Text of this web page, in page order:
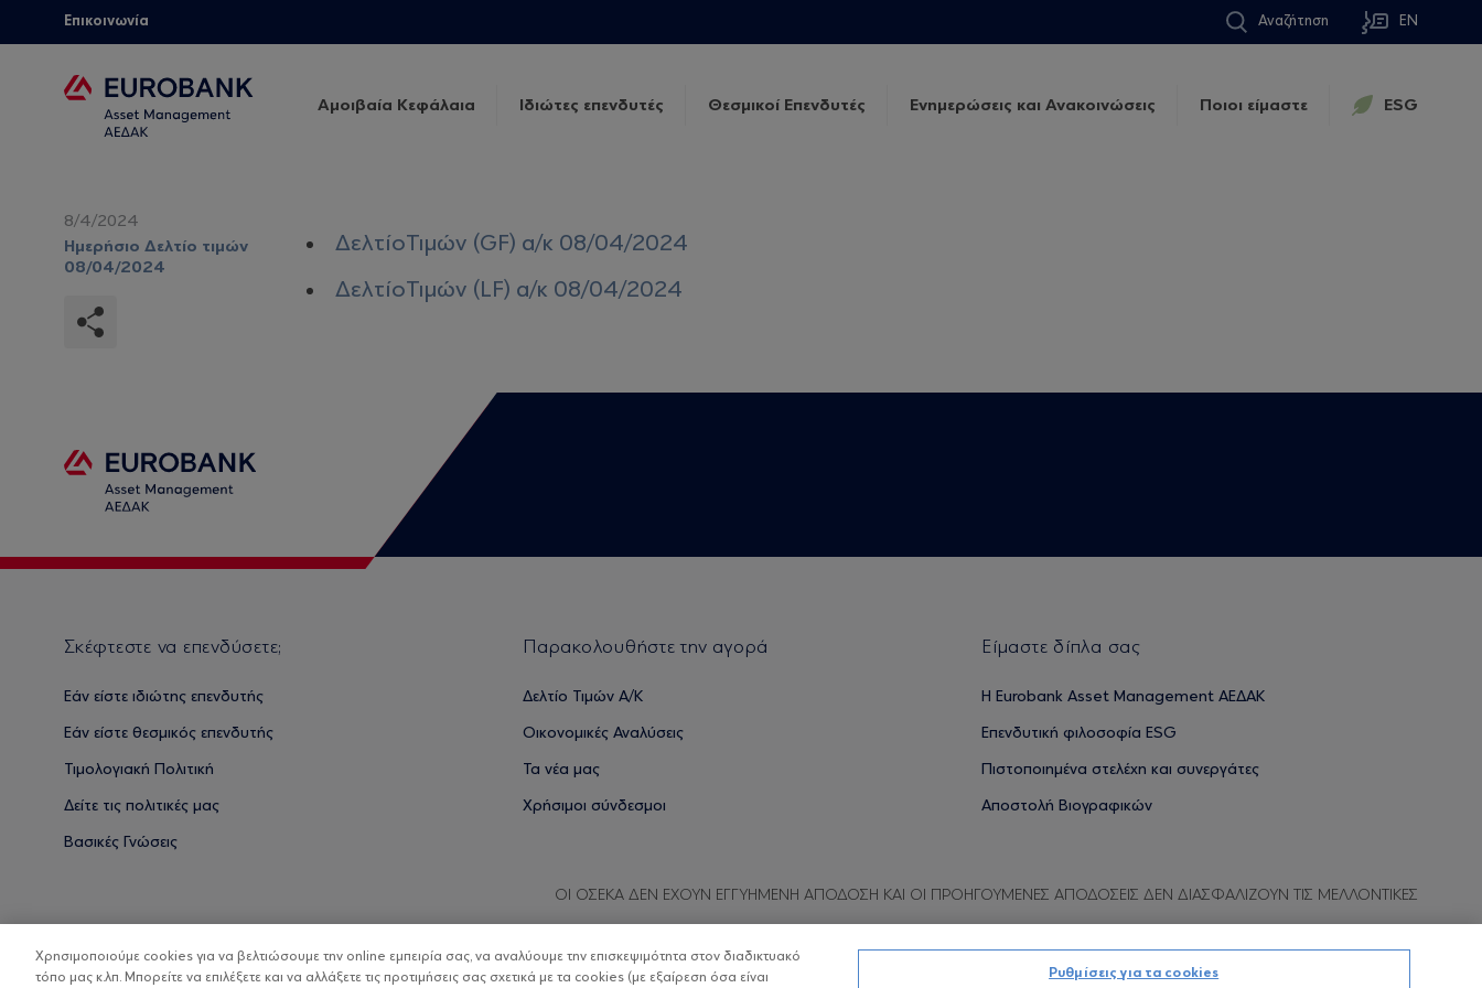
Επικοινωνία Αναζήτηση EN
Αμοιβαία Κεφάλαια Ιδιώτες επενδυτές Θεσμικοί Επενδυτές Ενημερώσεις και Ανακοινώσεις Ποιοι είμαστε ESG
8/4/2024
Ημερήσιο Δελτίο τιμών
08/04/2024
ΔελτίοΤιμών (GF) α/κ 08/04/2024
ΔελτίοΤιμών (LF) α/κ 08/04/2024
Σκέφτεστε να επενδύσετε;
Εάν είστε ιδιώτης επενδυτής
Εάν είστε θεσμικός επενδυτής
Τιμολογιακή Πολιτική
Δείτε τις πολιτικές μας
Βασικές Γνώσεις
Παρακολουθήστε την αγορά
Δελτίο Τιμών Α/Κ
Οικονομικές Αναλύσεις
Τα νέα μας
Χρήσιμοι σύνδεσμοι
Είμαστε δίπλα σας
H Eurobank Asset Management ΑΕΔΑΚ
Επενδυτική φιλοσοφία ESG
Πιστοποιημένα στελέχη και συνεργάτες
Αποστολή Βιογραφικών
ΟΙ ΟΣΕΚΑ ΔΕΝ ΕΧΟΥΝ ΕΓΓΥΗΜΕΝΗ ΑΠΟΔΟΣΗ ΚΑΙ ΟΙ ΠΡΟΗΓΟΥΜΕΝΕΣ ΑΠΟΔΟΣΕΙΣ ΔΕΝ ΔΙΑΣΦΑΛΙΖΟΥΝ ΤΙΣ ΜΕΛΛΟΝΤΙΚΕΣ
Copyright © Eurobank ΑΕΔΑΚ Προστασία Προσωπικών Δεδομένων Όροι χρήσης
Χρησιμοποιούμε cookies για να βελτιώσουμε την online εμπειρία σας, να αναλύουμε την επισκεψιμότητα στον διαδικτυακό
τόπο μας κ.λπ. Μπορείτε να επιλέξετε και να αλλάξετε τις προτιμήσεις σας σχετικά με τα cookies (με εξαίρεση όσα είναι
Ρυθμίσεις για τα cookies